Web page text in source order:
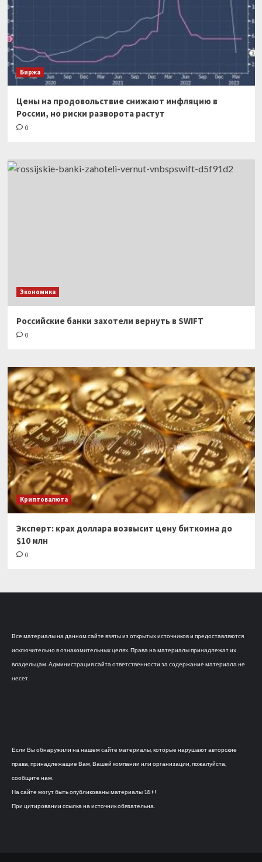
Биржа
Цены на продовольствие снижают инфляцию в
России, но риски разворота растут
0
Экономика
Российские банки захотели вернуть в SWIFT
0
Криптовалюта
Эксперт: крах доллара возвысит цену биткоина до
$10 млн
0
Все материалы на данном сайте взяты из открытых источников и предоставляются
исключительно в ознакомительных целях. Права на материалы принадлежат их
владельцам. Администрация сайта ответственности за содержание материала не
несет.
Если Вы обнаружили на нашем сайте материалы, которые нарушают авторские
права, принадлежащие Вам, Вашей компании или организации, пожалуйста,
сообщите нам.
На сайте могут быть опубликованы материалы 18+!
При цитировании ссылка на источник обязательна.